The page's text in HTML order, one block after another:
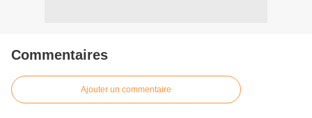
Commentaires
Ajouter un commentaire